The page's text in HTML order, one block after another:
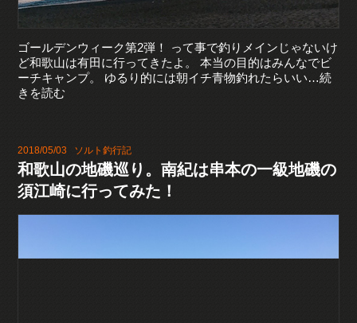
ゴールデンウィーク第2弾！ って事で釣りメインじゃないけ
ど和歌山は有田に行ってきたよ。 本当の目的はみんなでビ
ーチキャンプ。 ゆるり的には朝イチ青物釣れたらいい…続
きを読む
2018/05/03 ソルト釣行記
和歌山の地磯巡り。南紀は串本の一級地磯の
須江崎に行ってみた！